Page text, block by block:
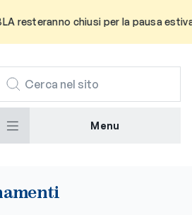
chiusi per la pausa estiva
Menu